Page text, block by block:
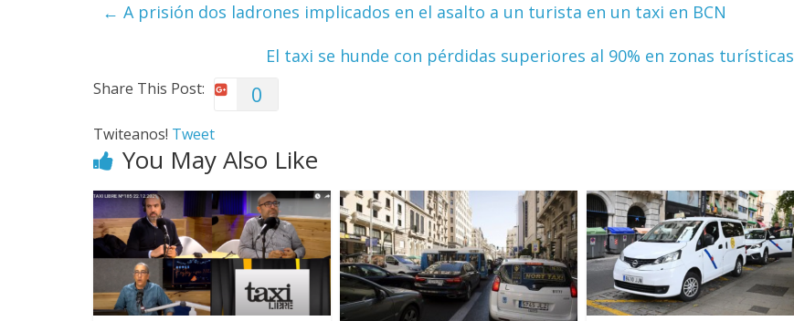
← A prisión dos ladrones implicados en el asalto a un turista en un taxi en BCN
El taxi se hunde con pérdidas superiores al 90% en zonas turísticas
Share This Post: 0
Twiteanos! Tweet
You May Also Like